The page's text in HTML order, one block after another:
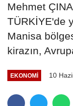
Mehmet
TÜRKİYE'de
Manisa
kirazın,
EKONOMI 10